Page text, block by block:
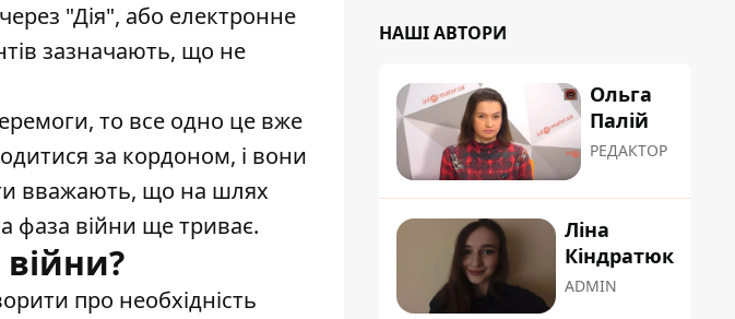
"Дія", або електронне
зазначають, що не
то все одно це вже
за кордоном, і вони
вважають, що на шлях
фаза війни ще триває.
про необхідність
НАШІ АВТОРИ
Ольга
Палій
РЕДАКТОР
Ліна
Кіндратюк
ADMIN